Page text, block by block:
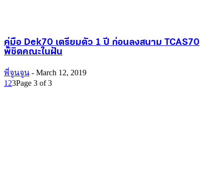
คู่มือ Dek70 เตรียมตัว 1 ปี ก่อนลงสนาม TCAS70
พิชิตคณะในฝัน
พี่จูนจูน - March 12, 2019
1 23Page 3 of 3